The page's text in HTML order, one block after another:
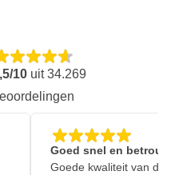
10 uit34.269
Goed snel en
Goede kwaliteit van de